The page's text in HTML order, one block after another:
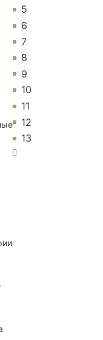
5
6
7
8
9
10
11
12
13